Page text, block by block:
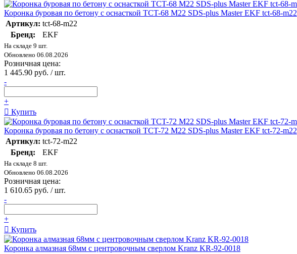
Коронка буровая по бетону с оснасткой TCT-68 М22 SDS-plus Master EKF tct-68-m22
Артикул: tct-68-m22
Бренд:
EKF
На складе 9 шт.
Обновлено 06.08.2026
Розничная цена:
1 445.90 руб. / шт.
-
+
Купить
Коронка буровая по бетону с оснасткой TCT-72 М22 SDS-plus Master EKF tct-72-m22
Артикул: tct-72-m22
Бренд:
EKF
На складе 8 шт.
Обновлено 06.08.2026
Розничная цена:
1 610.65 руб. / шт.
-
+
Купить
Коронка алмазная 68мм с центровочным сверлом Kranz KR-92-0018